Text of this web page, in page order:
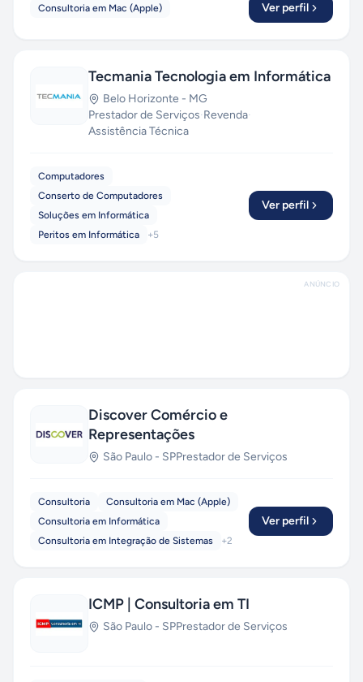
Consultoria em Mac (Apple) Ver perfil
Tecmania Tecnologia em Informática
Belo Horizonte - MG
Prestador de Serviços·Revenda·
Assistência Técnica
Computadores
Conserto de Computadores
Soluções em Informática
Peritos em Informática
+5
Ver perfil
ANÚNCIO
Discover Comércio e
Representações
São Paulo - SPPrestador de Serviços
Consultoria
Consultoria em Mac (Apple)
Consultoria em Informática
Consultoria em Integração de Sistemas
+2
Ver perfil
ICMP | Consultoria em TI
São Paulo - SPPrestador de Serviços